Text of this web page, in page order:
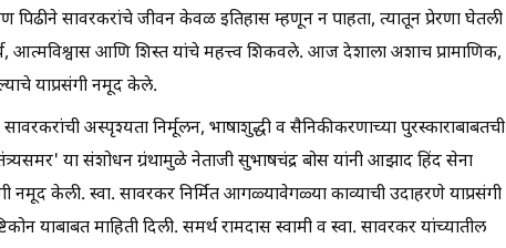
पिढीने सावरकरांचे जीवन केवळ इतिहास म्हणून न पाहता, त्यातून प्रेरणा घेतली
आत्मविश्वास आणि शिस्त यांचे महत्त्व शिकवले. आज देशाला अशाच प्रामाणिक,
याप्रसंगी नमूद केले.
अस्पृश्यता निर्मूलन, भाषाशुद्धी व सैनिकीकरणाच्या पुरस्काराबाबतची
या संशोधन ग्रंथामुळे नेताजी सुभाषचंद्र बोस यांनी आझाद हिंद सेना
नमूद केली. स्वा. सावरकर निर्मित आगळ्यावेगळ्या काव्याची उदाहरणे याप्रसंगी
याबाबत माहिती दिली. समर्थ रामदास स्वामी व स्वा. सावरकर यांच्यातील